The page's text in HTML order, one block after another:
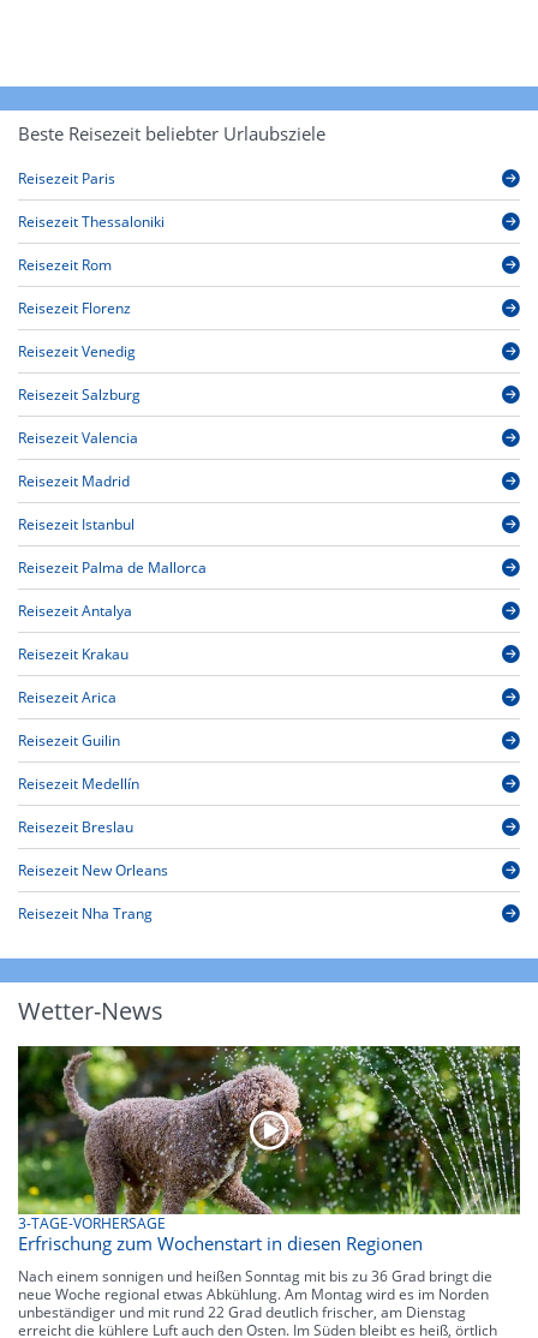
Beste Reisezeit beliebter Urlaubsziele
Reisezeit Paris
Reisezeit Thessaloniki
Reisezeit Rom
Reisezeit Florenz
Reisezeit Venedig
Reisezeit Salzburg
Reisezeit Valencia
Reisezeit Madrid
Reisezeit Istanbul
Reisezeit Palma de Mallorca
Reisezeit Antalya
Reisezeit Krakau
Reisezeit Arica
Reisezeit Guilin
Reisezeit Medellín
Reisezeit Breslau
Reisezeit New Orleans
Reisezeit Nha Trang
Wetter-News
3-TAGE-VORHERSAGE
Erfrischung zum Wochenstart in diesen Regionen
Nach einem sonnigen und heißen Sonntag mit bis zu 36 Grad bringt die
neue Woche regional etwas Abkühlung. Am Montag wird es im Norden
unbeständiger und mit rund 22 Grad deutlich frischer, am Dienstag
erreicht die kühlere Luft auch den Osten. Im Süden bleibt es heiß, örtlich